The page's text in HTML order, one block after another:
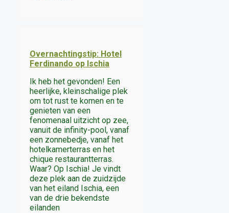
Overnachtingstip: Hotel
Ferdinando op Ischia
Ik heb het gevonden! Een
heerlijke, kleinschalige plek
om tot rust te komen en te
genieten van een
fenomenaal uitzicht op zee,
vanuit de infinity-pool, vanaf
een zonnebedje, vanaf het
hotelkamerterras en het
chique restaurantterras.
Waar? Op Ischia! Je vindt
deze plek aan de zuidzijde
van het eiland Ischia, een
van de drie bekendste
eilanden